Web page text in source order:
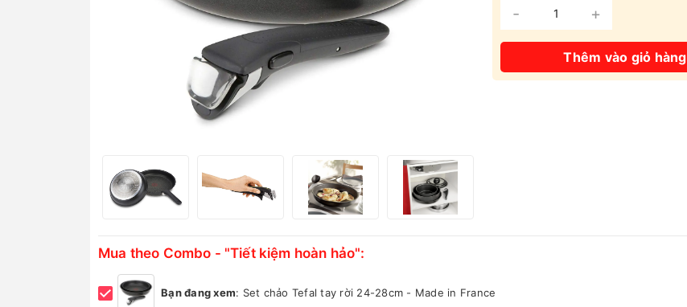
- +
Thêm vào giỏ hàng
Mua theo Combo - "Tiết kiệm hoàn hảo":
Bạn đang xem: Set chảo Tefal tay rời 24-28cm - Made in France